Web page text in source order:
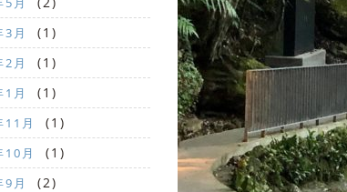
月 (1)
月 (1)
月 (1)
月 (1)
月 (1)
月 (2)